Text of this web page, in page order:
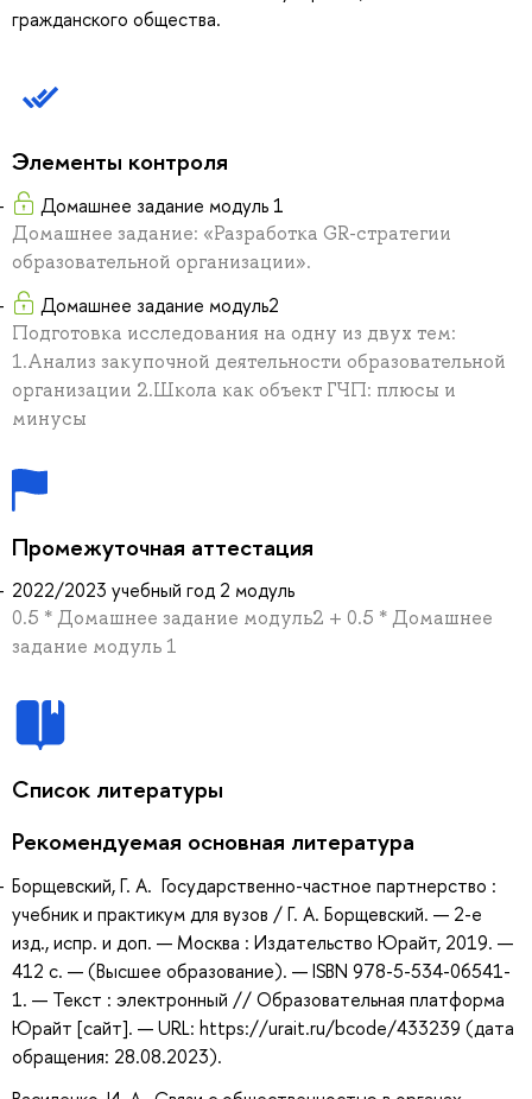
гражданского общества.
Элементы контроля
Домашнее задание модуль 1
Домашнее задание: «Разработка GR-стратегии
образовательной организации».
Домашнее задание модуль2
Подготовка исследования на одну из двух тем:
1.Анализ закупочной деятельности образовательной
организации 2.Школа как объект ГЧП: плюсы и
минусы
Промежуточная аттестация
2022/2023 учебный год 2 модуль
0.5 * Домашнее задание модуль2 + 0.5 * Домашнее
задание модуль 1
Список литературы
Рекомендуемая основная литература
Борщевский, Г. А. Государственно-частное партнерство :
учебник и практикум для вузов / Г. А. Борщевский. — 2-е
изд., испр. и доп. — Москва : Издательство Юрайт, 2019. —
412 с. — (Высшее образование). — ISBN 978-5-534-06541-
1. — Текст : электронный // Образовательная платформа
Юрайт [сайт]. — URL: https://urait.ru/bcode/433239 (дата
обращения: 28.08.2023).